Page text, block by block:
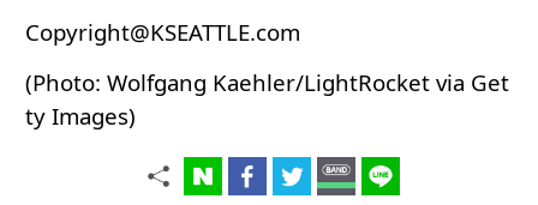
Copyright@KSEATTLE.com
(Photo: Wolfgang Kaehler/LightRocket via Get
ty Images)